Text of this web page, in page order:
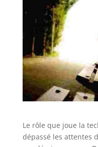
Le rôle que joue la
dépassé les attentes